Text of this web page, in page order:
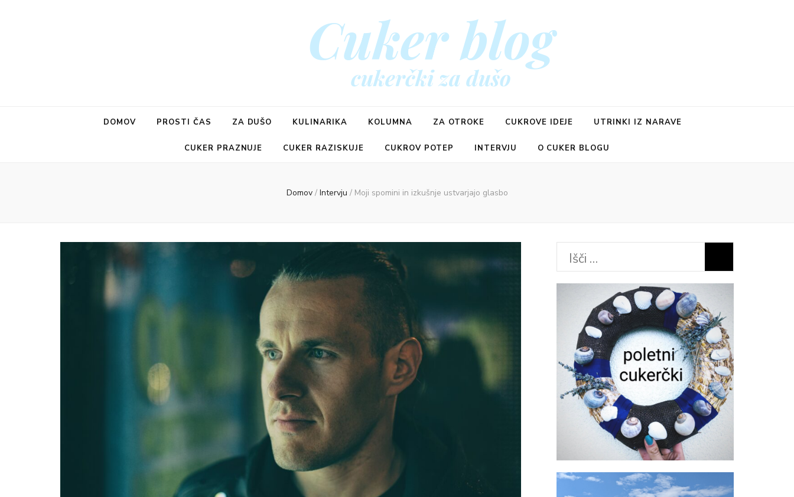
Cuker blog
cukerčki za dušo
DOMOV PROSTI ČAS ZA DUŠO KULINARIKA KOLUMNA ZA OTROKE CUKROVE IDEJE UTRINKI IZ NARAVE
CUKER PRAZNUJE CUKER RAZISKUJE CUKROV POTEP INTERVJU O CUKER BLOGU
Domov / Intervju / Moji spomini in izkušnje ustvarjajo glasbo
Išči: